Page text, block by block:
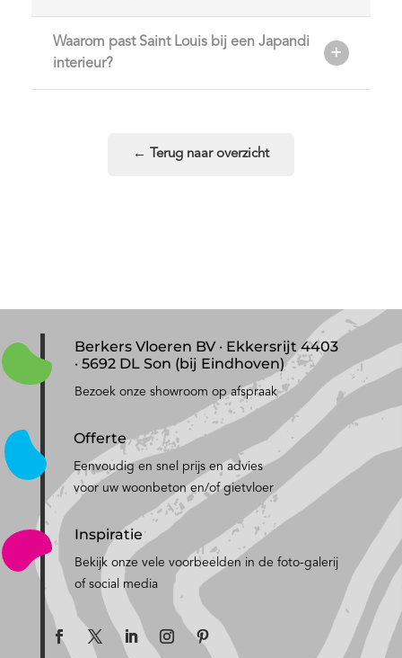
Waarom past Saint Louis bij een Japandi
interieur?
← Terug naar overzicht
Berkers Vloeren BV · Ekkersrijt 4403
· 5692 DL Son (bij Eindhoven)
Bezoek onze showroom op afspraak
Offerte
Eenvoudig en snel prijs en advies
voor uw woonbeton en/of gietvloer
Inspiratie
Bekijk onze vele voorbeelden in de foto-galerij
of social media